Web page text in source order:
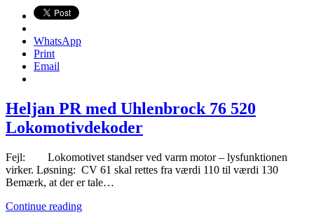
WhatsApp
Print
Email
Heljan PR med Uhlenbrock 76 520
Lokomotivdekoder
Fejl: Lokomotivet standser ved varm motor – lysfunktionen
virker. Løsning: CV 61 skal rettes fra værdi 110 til værdi 130
Bemærk, at der er tale…
Continue readingHeljan